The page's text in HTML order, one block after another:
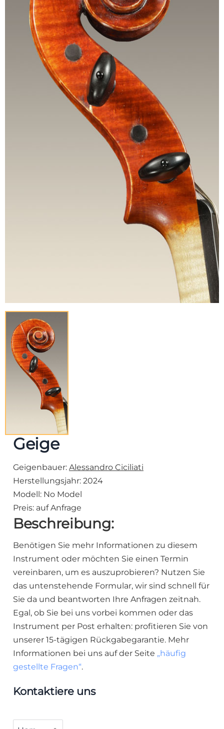
Geige
Geigenbauer: Alessandro Ciciliati
Herstellungsjahr: 2024
Modell: No Model
Preis: auf Anfrage
Beschreibung:
Benötigen Sie mehr Informationen zu diesem
Instrument oder möchten Sie einen Termin
vereinbaren, um es auszuprobieren? Nutzen Sie
das untenstehende Formular, wir sind schnell für
Sie da und beantworten Ihre Anfragen zeitnah.
Egal, ob Sie bei uns vorbei kommen oder das
Instrument per Post erhalten: profitieren Sie von
unserer 15-tägigen Rückgabegarantie. Mehr
Informationen bei uns auf der Seite „häufig
gestellte Fragen“.
Kontaktiere uns